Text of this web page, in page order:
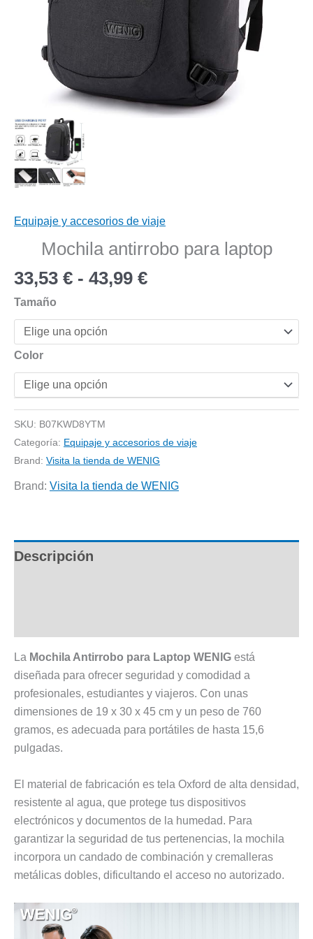
Equipaje y accesorios de viaje
Mochila antirrobo para laptop
33,53 € - 43,99 €Rango
33,53 €
hasta
Tamaño
Color
SKU: B07KWD8YTM
Categoría: Equipaje y accesorios de viaje
Brand: Visita la tienda de WENIG
Brand: Visita la tienda de WENIG
Descripción
La Mochila Antirrobo para Laptop WENIG está
diseñada para ofrecer seguridad y comodidad a
profesionales, estudiantes y viajeros. Con unas
dimensiones de 19 x 30 x 45 cm y un peso de 760
gramos, es adecuada para portátiles de hasta 15,6
pulgadas.
El material de fabricación es tela Oxford de alta densidad,
resistente al agua, que protege tus dispositivos
electrónicos y documentos de la humedad. Para
garantizar la seguridad de tus pertenencias, la mochila
incorpora un candado de combinación y cremalleras
metálicas dobles, dificultando el acceso no autorizado.